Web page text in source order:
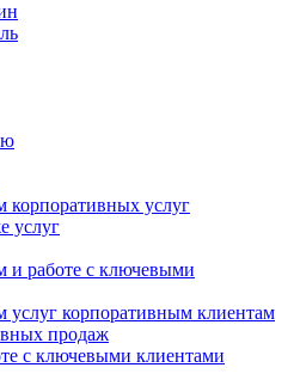
корпоративных услуг
услуг
и работе с ключевыми
услуг корпоративным клиентам
продаж
с ключевыми клиентами